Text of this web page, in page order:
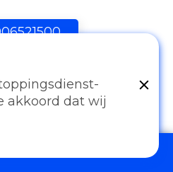
van afvoer of
met ons bespreken.
akkoord dat wij